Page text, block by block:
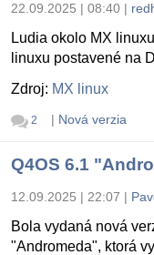
22.09.2025 | 08:40 |
Ludia okolo MX
linuxu postavené na
Zdroj: MX linux
2 | Nová verzia
Q4OS 6.1
12.09.2025 | 22:07 |
Bola vydaná nová
"Andromeda", ktorá